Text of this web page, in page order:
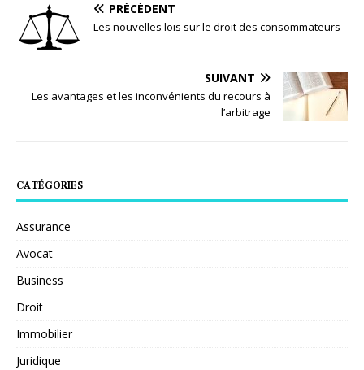
PRÉCÉDENT
Les nouvelles lois sur le droit des consommateurs
SUIVANT
Les avantages et les inconvénients du recours à
l’arbitrage
CATÉGORIES
Assurance
Avocat
Business
Droit
Immobilier
Juridique